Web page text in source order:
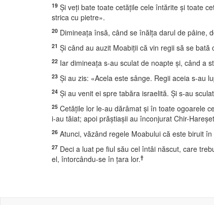
19 Şi veţi bate toate cetăţile cele întărite şi toate
strica cu pietre».
20 Dimineaţa însă, când se înălţa darul de pâine,
21 Şi când au auzit Moabiţii că vin regii să se
22 Iar dimineaţa s-au sculat de noapte şi, când a
23 Şi au zis: «Acela este sânge. Regii aceia s-au
24 Şi au venit ei spre tabăra israelită. Şi s-au
25 Cetăţile lor le-au dărâmat şi în toate ogoarele
i-au tăiat; apoi prăştiaşii au înconjurat Chir-
26 Atunci, văzând regele Moabului că este biruit
27 Deci a luat pe fiul său cel întâi născut, care
el, întorcându-se în ţara lor.†